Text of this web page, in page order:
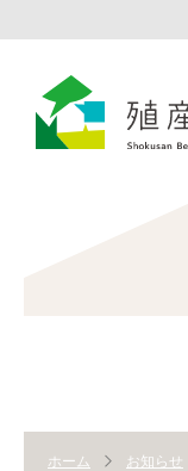
ホーム お知らせ